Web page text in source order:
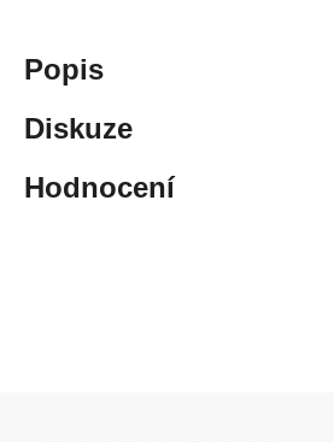
Popis
Diskuze
Hodnocení